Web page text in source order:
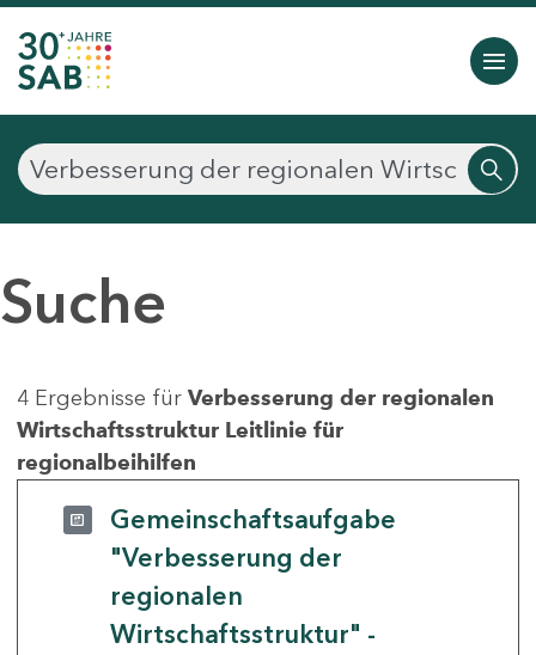
Suche
4 Ergebnisse für Verbesserung der regionalen
Wirtschaftsstruktur Leitlinie für
regionalbeihilfen
Gemeinschaftsaufgabe
"Verbesserung der
regionalen
Wirtschaftsstruktur" -